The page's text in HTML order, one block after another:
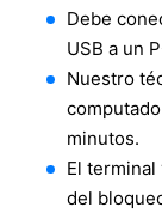
Debe
USB a un
Nuestro
minutos.
El
del